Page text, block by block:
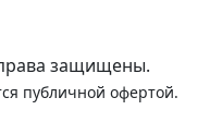
защищены.
публичной офертой.